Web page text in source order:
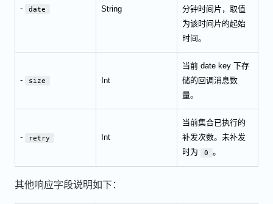
- date String
分钟时间片，取值
为该时间片的起始
时间。
- size Int
当前 date key 下存
储的回调消息数
量。
- retry Int
当前集合已执行的
补发次数。未补发
时为
0 。
其他响应字段说明如下：